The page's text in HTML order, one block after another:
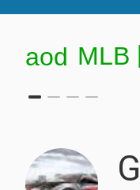
aod MLB